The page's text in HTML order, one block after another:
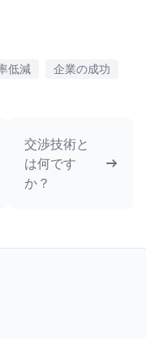
低減 企業の成功
交渉技術と
は何です
か？